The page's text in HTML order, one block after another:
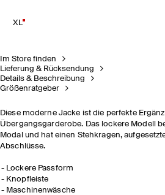
XL
Im Store finden
Lieferung & Rücksendung
Details & Beschreibung
Größenratgeber
Diese moderne Jacke ist die perfekte
Übergangsgarderobe. Das lockere Modell
Modal und hat einen Stehkragen,
Abschlüsse.
Lockere Passform
Knopfleiste
Maschinenwäsche